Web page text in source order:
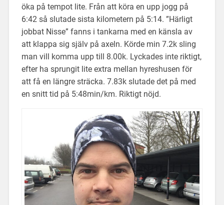
öka på tempot lite. Från att köra en upp jogg på
6:42 så slutade sista kilometern på 5:14. ”Härligt
jobbat Nisse” fanns i tankarna med en känsla av
att klappa sig själv på axeln. Körde min 7.2k sling
man vill komma upp till 8.00k. Lyckades inte riktigt,
efter ha sprungit lite extra mellan hyreshusen för
att få en längre sträcka. 7.83k slutade det på med
en snitt tid på 5:48min/km. Riktigt nöjd.